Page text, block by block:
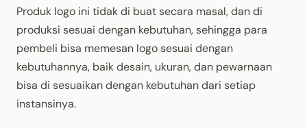
Produk logo ini tidak di buat secara masal, dan di
produksi sesuai dengan kebutuhan, sehingga para
pembeli bisa memesan logo sesuai dengan
kebutuhannya, baik desain, ukuran, dan pewarnaan
bisa di sesuaikan dengan kebutuhan dari setiap
instansinya.